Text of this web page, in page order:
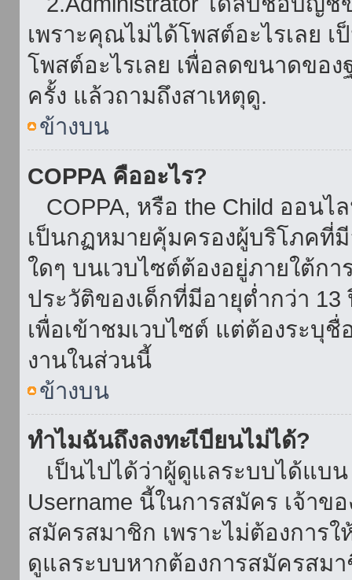
เพราะคุณไม่ได้โพสต์อะไรเลย
โพสต์อะไรเลย เพื่อลดขนาดขอ
ครั้ง แล้วถามถึงสาเหตุดู.
ข้างบน
COPPA คืออะไร?
COPPA, หรือ the Child ออนไ
เป็นกฏหมายคุ้มครองผู้บริโภคที่
ใดๆ บนเวบไซต์ต้องอยู่ภายใต้ก
ประวัติของเด็กที่มีอายุต่ำกว่า
เพื่อเข้าชมเวบไซต์ แต่ต้องระบุ
งานในส่วนนี้
ข้างบน
ทำไมฉันถึงลงทะเีบียนไม่ได้?
เป็นไปได้ว่าผู้ดูแลระบบได้แบ
Username นี้ในการสมัคร เจ้าข
สมัครสมาชิก เพราะไม่ต้องการ
ดูแลระบบหากต้องการสมัครสม